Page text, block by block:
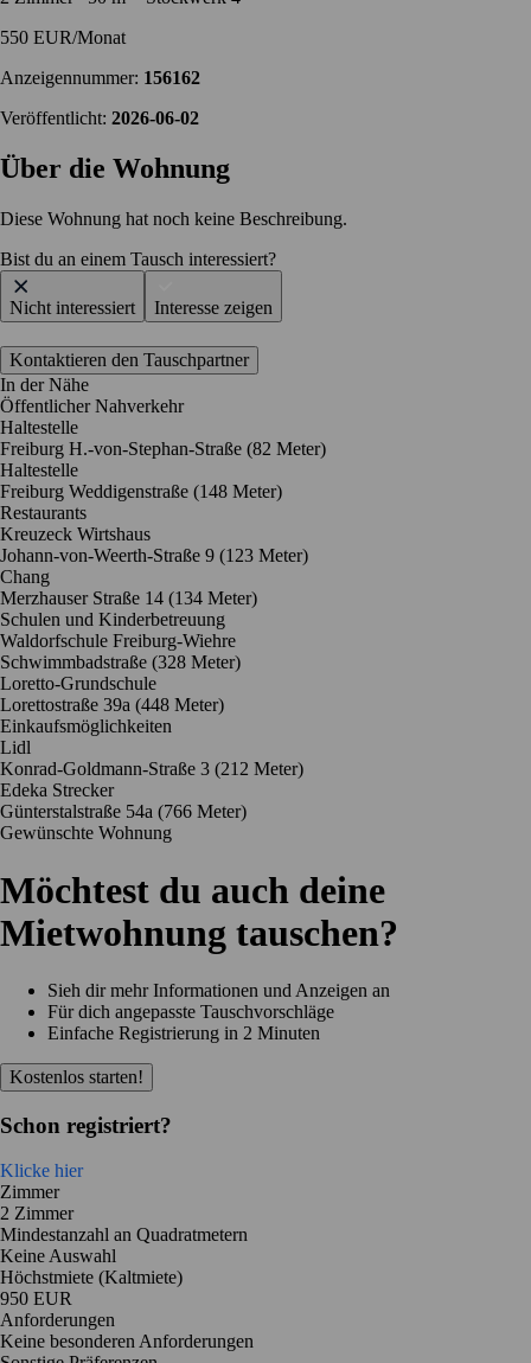
550 EUR/Monat
Anzeigennummer: 156162
Veröffentlicht: 2026-06-02
Über die Wohnung
Diese Wohnung hat noch keine Beschreibung.
Bist du an einem Tausch interessiert?
Nicht interessiert Interesse zeigen
Kontaktieren den Tauschpartner
In der Nähe
Öffentlicher Nahverkehr
Haltestelle
Freiburg H.-von-Stephan-Straße (82 Meter)
Haltestelle
Freiburg Weddigenstraße (148 Meter)
Restaurants
Kreuzeck Wirtshaus
Johann-von-Weerth-Straße 9 (123 Meter)
Chang
Merzhauser Straße 14 (134 Meter)
Schulen und Kinderbetreuung
Waldorfschule Freiburg-Wiehre
Schwimmbadstraße (328 Meter)
Loretto-Grundschule
Lorettostraße 39a (448 Meter)
Einkaufsmöglichkeiten
Lidl
Konrad-Goldmann-Straße 3 (212 Meter)
Edeka Strecker
Günterstalstraße 54a (766 Meter)
Gewünschte Wohnung
Möchtest du auch deine
Mietwohnung tauschen?
Sieh dir mehr Informationen und Anzeigen an
Für dich angepasste Tauschvorschläge
Einfache Registrierung in 2 Minuten
Kostenlos starten!
Schon registriert?
Klicke hier
Zimmer
2 Zimmer
Mindestanzahl an Quadratmetern
Keine Auswahl
Höchstmiete (Kaltmiete)
950 EUR
Anforderungen
Keine besonderen Anforderungen